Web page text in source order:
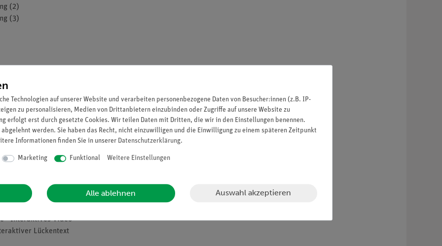
(2)
(3)
und Ereignisse
- Interaktives Video
Lückentext
Technologien auf unserer Website und verarbeiten personenbezogene Daten von Besucher:innen (z.B. IP-
zu personalisieren, Medien von Drittanbietern einzubinden oder Zugriffe auf unsere Website zu
erfolgt erst durch gesetzte Cookies. Wir teilen Daten mit Dritten, die wir in den Einstellungen benennen.
werden. Sie haben das Recht, nicht einzuwilligen und die Einwilligung zu einem späteren Zeitpunkt
Informationen finden Sie in unserer Daten­schutz­erklärung.
Marketing Funktional Weitere Einstellungen
Alle ablehnen Auswahl akzeptieren